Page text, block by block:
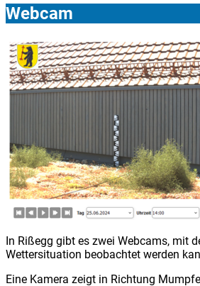
Webcam
In Rißegg gibt es zwei Webcams, mit
Wettersituation beobachtet werden
Eine Kamera zeigt in Richtung